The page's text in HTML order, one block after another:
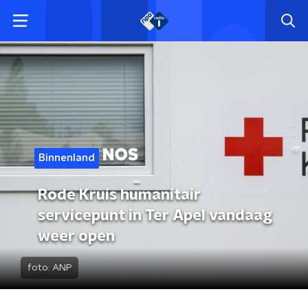
Binnenland
Rode Kruis humanitair
servicepunt in Ter Apel vandaag
weer open
foto: ANP